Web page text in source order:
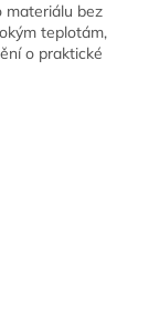
materiálu bez
teplotám,
o praktické